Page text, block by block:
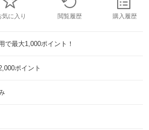
気に入り 閲覧履歴 購入履歴
で最大1,000ポイント！
ポイント